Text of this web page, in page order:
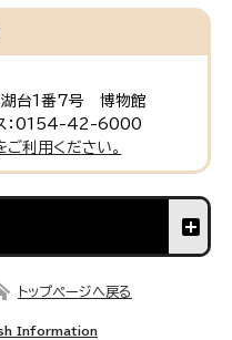
台1番7号 博物館
：0154-42-6000
利用ください。
トップページへ戻る
Information